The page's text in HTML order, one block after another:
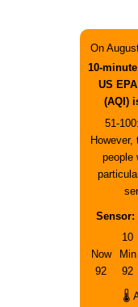
On
10-
US
(AQI)
51-
people
Sensor:
Now
92
10
Min
92
🌡